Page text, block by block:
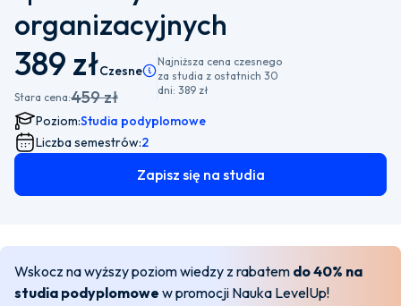
organizacyjnych
389 złCzesnePamiętaj, że istnieje możliwość wyboru
Stara cena:459 zł
Najniższa cena czesnego
za studia z ostatnich 30
dni: 389 zł
Poziom:Studia podyplomowe
Liczba semestrów:2
Zapisz się na studia
Wskocz na wyższy poziom wiedzy z rabatem do 40% na
studia podyplomowe w promocji Nauka LevelUp!